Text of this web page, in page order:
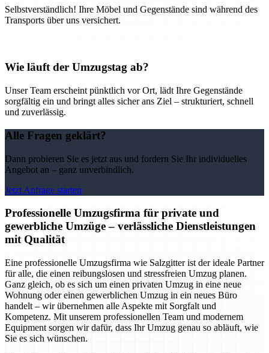
Selbstverständlich! Ihre Möbel und Gegenstände sind während des
Transports über uns versichert.
Wie läuft der Umzugstag ab?
Unser Team erscheint pünktlich vor Ort, lädt Ihre Gegenstände
sorgfältig ein und bringt alles sicher ans Ziel – strukturiert, schnell
und zuverlässig.
Alle Fragen geklärt?
Dann probieren Sie es jetzt aus und fordern Sie Ihr individuelles
Angebot an – ganz unverbindlich.
Jetzt Anfrage starten
Professionelle Umzugsfirma für private und
gewerbliche Umzüge – verlässliche Dienstleistungen
mit Qualität
Eine professionelle Umzugsfirma wie Salzgitter ist der ideale Partner
für alle, die einen reibungslosen und stressfreien Umzug planen.
Ganz gleich, ob es sich um einen privaten Umzug in eine neue
Wohnung oder einen gewerblichen Umzug in ein neues Büro
handelt – wir übernehmen alle Aspekte mit Sorgfalt und
Kompetenz. Mit unserem professionellen Team und modernem
Equipment sorgen wir dafür, dass Ihr Umzug genau so abläuft, wie
Sie es sich wünschen.